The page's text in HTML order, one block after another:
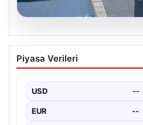
Yalova’da Kafenin
Komik ve Gergin
Mahallesi Ufuk Sokak’ta
Piyasa Verileri
USD --
EUR --